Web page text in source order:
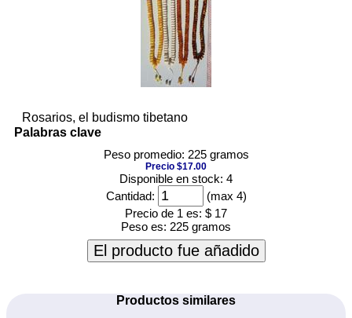
Rosarios, el budismo tibetano
Palabras clave
Peso promedio: 225 gramos
Precio $17.00
Disponible en stock: 4
Cantidad:
(max 4)
Precio de 1 es: $ 17
Peso es: 225 gramos
El producto fue añadido
Productos similares